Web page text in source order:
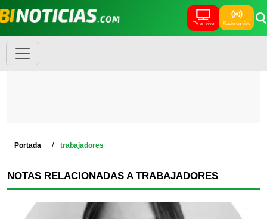
TV en vivo Radio en vivo
Portada trabajadores
NOTAS RELACIONADAS A TRABAJADORES